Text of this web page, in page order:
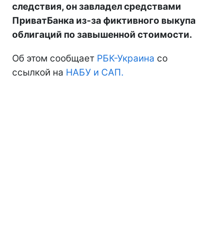
следствия, он завладел средствами
ПриватБанка из-за фиктивного выкупа
облигаций по завышенной стоимости.
Об этом сообщает РБК-Украина со
ссылкой на НАБУ и САП.